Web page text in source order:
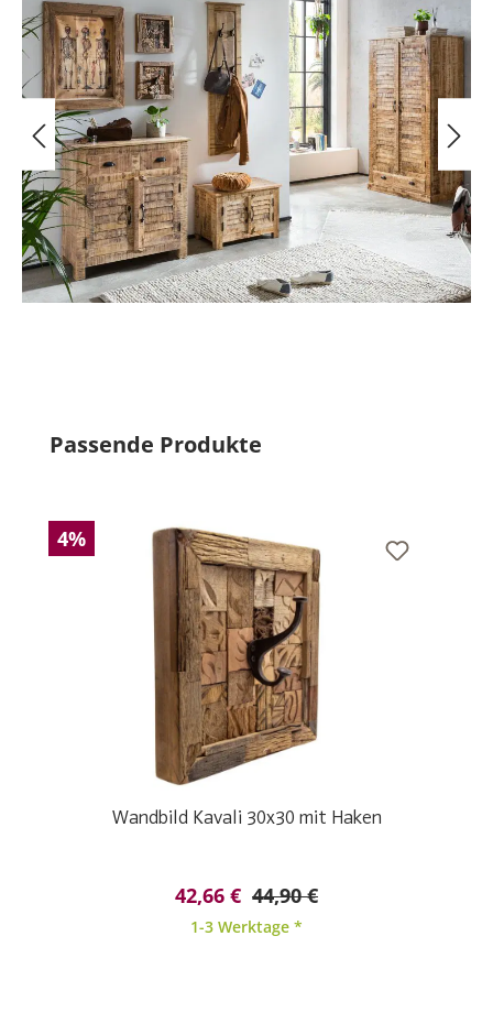
Produktgalerie überspringen
Passende Produkte
4%
Wandbild Kavali 30x30 mit Haken
42,66 € 44,90 €
1-3 Werktage *